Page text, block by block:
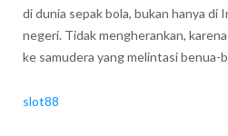
di dunia sepak bola, bukan hanya di
negeri. Tidak mengherankan,
ke samudera yang melintasi benua-
slot88